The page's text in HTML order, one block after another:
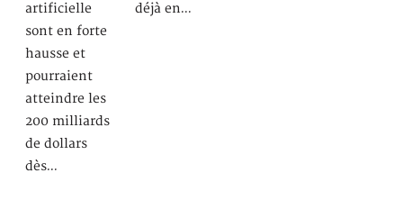
artificielle
sont en forte
hausse et
pourraient
atteindre les
200 milliards
de dollars
dès…
déjà en…